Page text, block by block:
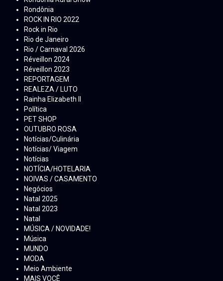
Rondônia
ROCK IN RIO 2022
Rock in Rio
Rio de Janeiro
Rio / Carnaval 2026
Réveillon 2024
Réveillon 2023
REPORTAGEM
REALEZA / LUTO
Rainha Elizabeth ll
Política
PET SHOP
OUTUBRO ROSA
Notícias/Culinária
Notícias/ Viagem
Notícias
NOTÍCIA/HOTELARIA
NOIVAS / CASAMENTO
Negócios
Natal 2025
Natal 2023
Natal
MÚSICA / NOVIDADE!
Música
MUNDO
MODA
Meio Ambiente
MAIS VOCÊ